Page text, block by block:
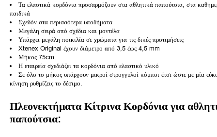
Τα ελαστικά κορδόνια προσαρμόζουν στα αθλητικά παπούτσια, στα
παιδικά
Σχεδόν στα περισσότερα υποδήματα
Μεγάλη σειρά από σχέδια και μοντέλα
Υπάρχει μεγάλη ποικιλία σε χρώματα για τις δικές προτιμήσεις
Xtenex Original έχουν διάμετρο από 3,5 έως 4,5 mm
Μήκος 75cm.
Η εταιρεία σχεδιάζει τα κορδόνια από ελαστικό υλικό
Σε όλο το μήκος υπάρχουν μικροί στρογγυλοί κόμποι έτσι ώστε με μία
κίνηση ρυθμίζεις το δέσιμο.
ΠλεονεκτήματαΚίτρινα Κορδόνια για
παπούτσια: